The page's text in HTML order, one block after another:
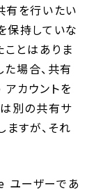
有を行いたい
保持していな
とはありま
た場合、共有
カウントを
別の共有サ
すが、それ
ユーザーであ